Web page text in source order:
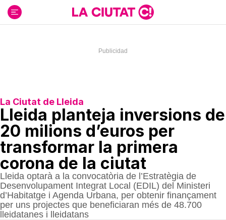
contenido
La Ciutat de Lleida
Lleida planteja inversions de
20 milions d’euros per
transformar la primera
corona de la ciutat
Lleida optarà a la convocatòria de l’Estratègia de
Desenvolupament Integrat Local (EDIL) del Ministeri
d’Habitatge i Agenda Urbana, per obtenir finançament
per uns projectes que beneficiaran més de 48.700
lleidatanes i lleidatans